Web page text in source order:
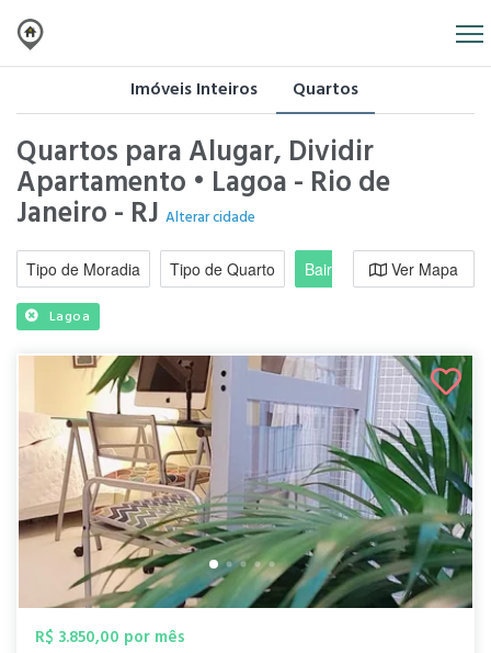
Imóveis Inteiros Quartos
Quartos para Alugar, Dividir
Apartamento • Lagoa - Rio de
Janeiro - RJ Alterar cidade
Tipo de Moradia Tipo de Quarto Bairro / RegiãoVer Mapa
Lagoa
R$ 3.850,00 por mês